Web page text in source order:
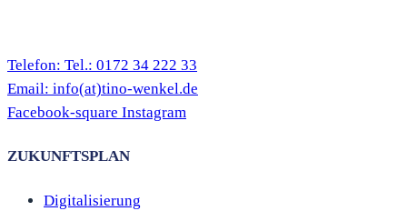
Telefon: Tel.: 0172 34 222 33
Email: info(at)tino-wenkel.de
Facebook-square Instagram
ZUKUNFTSPLAN
Digitalisierung